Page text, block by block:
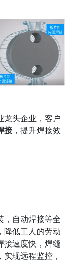
龙头企业，客户
接，提升焊接效
，自动焊接等全
降低工人的劳动
接速度快，焊缝
现远程监控，